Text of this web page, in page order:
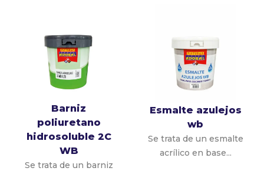
Barniz
poliuretano
hidrosoluble 2C
WB
Se trata de un barniz
Esmalte azulejos
wb
Se trata de un esmalte
acrílico en base...